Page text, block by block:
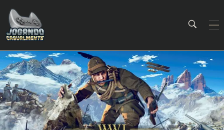
Jogando Casualmente
Conteúdo family friendly sobre games! Desde 2019 analisando jogos.